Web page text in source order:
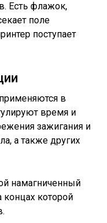
Есть флажок,
поле
поступает
в
время и
зажигания и
а также других
намагниченный
которой